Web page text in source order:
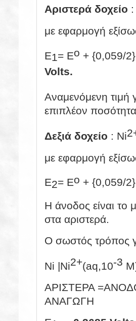
Αριστερά δοχείο
με εφαρμογή
E1= Eo + {0,059/
Volts.
Αναμενόμενη τιμή
επιπλέον
Δεξιά δοχείο : Ni
με εφαρμογή
E2= Eo + {0,059/
Η άνοδος είναι το
στα αριστερά.
Ο σωστός τρόπος
Ni |Ni2+(aq,10-3
ΑΡΙΣΤΕΡΑ
ΑΝΑΓΩΓΗ